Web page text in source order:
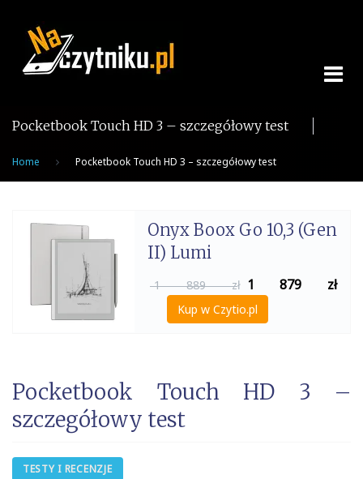
content
Pocketbook Touch HD 3 – szczegółowy test
Home Pocketbook Touch HD 3 – szczegółowy test
Onyx Boox Go 10,3 (Gen
II) Lumi
1 889 zł 1 879 zł
Kup w Czytio.pl
Pocketbook Touch HD 3 –
szczegółowy test
TESTY I RECENZJE